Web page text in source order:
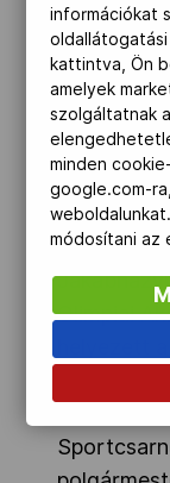
fiatal
Dr. Szabó
elnöke,
Olimpiai
helyezett
információkat
kattintva, Ön
amelyek
szolgáltatnak
minden
google.com-
módosítani